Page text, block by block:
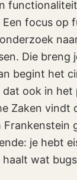
focus op
Die breng
begint het
dat ook in
Zaken vindt
je hebt
wat